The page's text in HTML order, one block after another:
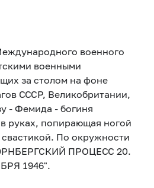
военного
военными
за столом на фоне
СССР, Великобритании,
- Фемида - богиня
руках, попирающая ногой
По окружности
ПРОЦЕСС 20.
1946".